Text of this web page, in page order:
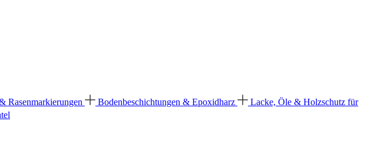
Rasenmarkierungen Bodenbeschichtungen & Epoxidharz
Lacke, Öle & Holzschutz für